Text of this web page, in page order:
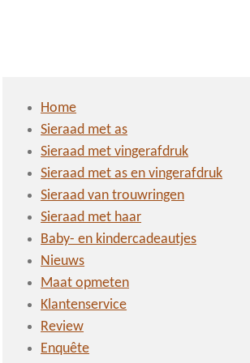
Home
Sieraad met as
Sieraad met vingerafdruk
Sieraad met as en vingerafdruk
Sieraad van trouwringen
Sieraad met haar
Baby- en kindercadeautjes
Nieuws
Maat opmeten
Klantenservice
Review
Enquête